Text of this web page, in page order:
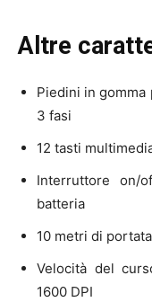
Altre
Piedini in
3 fasi
12 tasti
Interruttore on/
batteria
10 metri di
Velocità del
1600 DPI